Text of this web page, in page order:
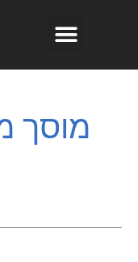
מוסך